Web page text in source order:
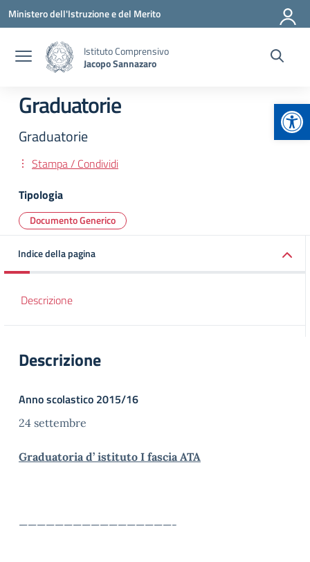
Vai ai contenuti
Vai al menu di navigazione
Vai al footer
Ministero dell'Istruzione e del Merito
Istituto Comprensivo
Jacopo Sannazaro
Graduatorie
Graduatorie
Stampa / Condividi
Tipologia
Documento Generico
Indice della pagina
Descrizione
Descrizione
Anno scolastico 2015/16
24 settembre
Graduatoria d’ istituto I fascia ATA
—————————————————-